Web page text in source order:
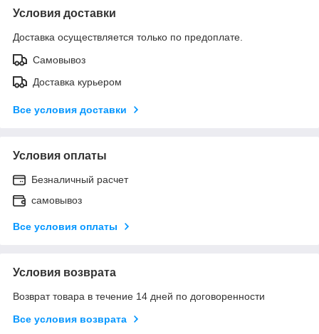
Условия доставки
Доставка осуществляется только по предоплате.
Самовывоз
Доставка курьером
Все условия доставки
Условия оплаты
Безналичный расчет
самовывоз
Все условия оплаты
Условия возврата
Возврат товара в течение 14 дней по договоренности
Все условия возврата